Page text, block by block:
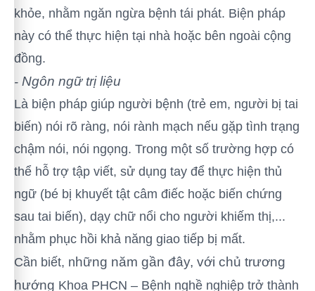
khỏe, nhằm ngăn ngừa bệnh tái phát. Biện pháp
này có thể thực hiện tại nhà hoặc bên ngoài cộng
đồng.
- Ngôn ngữ trị liệu
Là biện pháp giúp người bệnh (trẻ em, người bị tai
biến) nói rõ ràng, nói rành mạch nếu gặp tình trạng
chậm nói, nói ngọng. Trong một số trường hợp có
thể hỗ trợ tập viết, sử dụng tay để thực hiện thủ
ngữ (bé bị khuyết tật câm điếc hoặc biến chứng
sau tai biến), dạy chữ nổi cho người khiếm thị,...
nhằm phục hồi khả năng giao tiếp bị mất.
Cần biết, n hững năm gần đây, với chủ trương
hướng Khoa PHCN – Bệnh nghề nghiệp trở thành